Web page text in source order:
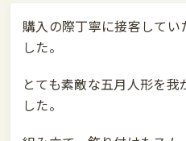
購入の際丁寧に接客して
した。
とても素敵な五月人形を
した。